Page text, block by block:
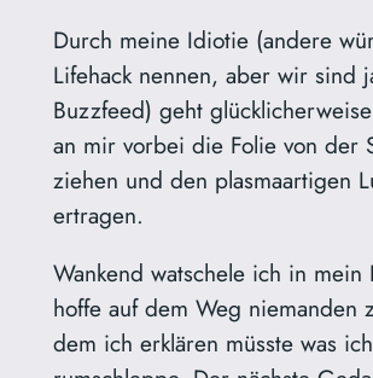
Durch meine Idiotie (andere
Lifehack nennen, aber wir sind
Buzzfeed) geht
an mir vorbei die Folie von der
ziehen und den plasmaartigen
ertragen.
Wankend watschele ich in mein
hoffe auf dem Weg niemanden
dem ich erklären müsste was